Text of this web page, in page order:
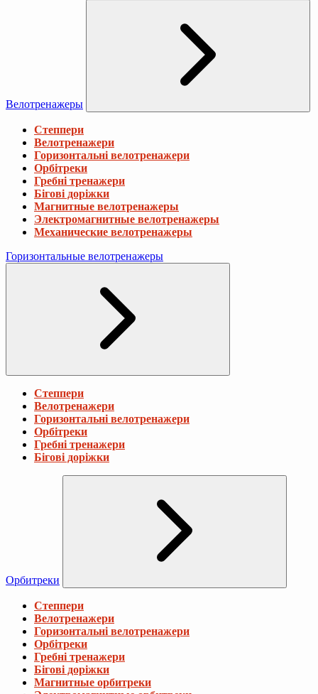
Велотренажеры
Степпери
Велотренажери
Горизонтальні велотренажери
Орбітреки
Гребні тренажери
Бігові доріжки
Магнитные велотренажеры
Электромагнитные велотренажеры
Механические велотренажеры
Горизонтальные велотренажеры
Степпери
Велотренажери
Горизонтальні велотренажери
Орбітреки
Гребні тренажери
Бігові доріжки
Орбитреки
Степпери
Велотренажери
Горизонтальні велотренажери
Орбітреки
Гребні тренажери
Бігові доріжки
Магнитные орбитреки